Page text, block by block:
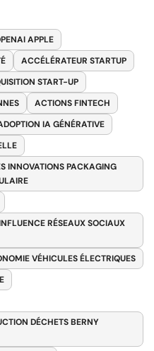
APPLE
ACCÉLÉRATEUR STARTUP
START-UP
ACTIONS FINTECH
IA GÉNÉRATIVE
INNOVATIONS PACKAGING
RÉSEAUX SOCIAUX
VÉHICULES ÉLECTRIQUES
DÉCHETS BERNY